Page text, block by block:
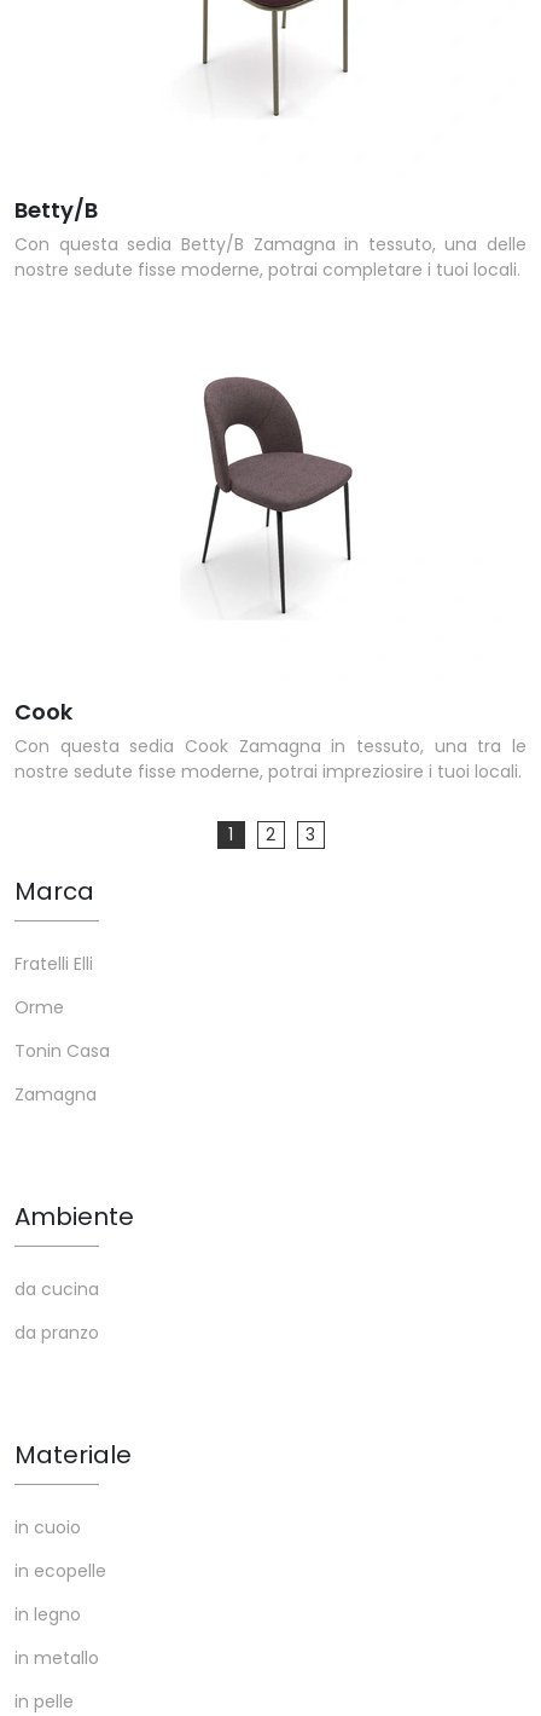
Betty/B
Con questa sedia Betty/B Zamagna in tessuto, una delle
nostre sedute fisse moderne, potrai completare i tuoi locali.
Cook
Con questa sedia Cook Zamagna in tessuto, una tra le
nostre sedute fisse moderne, potrai impreziosire i tuoi locali.
1 2 3
Marca
Fratelli Elli
Orme
Tonin Casa
Zamagna
Ambiente
da cucina
da pranzo
Materiale
in cuoio
in ecopelle
in legno
in metallo
in pelle